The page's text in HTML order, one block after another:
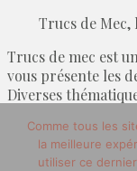
Trucs de Mec,
Trucs de mec est
vous présente les
Diverses
vivre.
© 2012-2020
Comme tous les
la meilleure
utiliser ce